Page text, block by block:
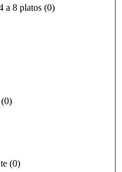
a 8 platos (0)
(0)
(0)